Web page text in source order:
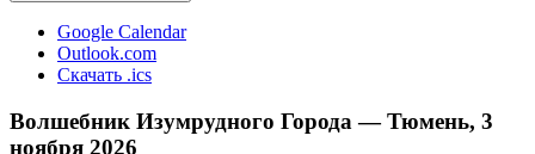
Google Calendar
Outlook.com
Скачать .ics
Волшебник Изумрудного Города — Тюмень, 3
ноября 2026